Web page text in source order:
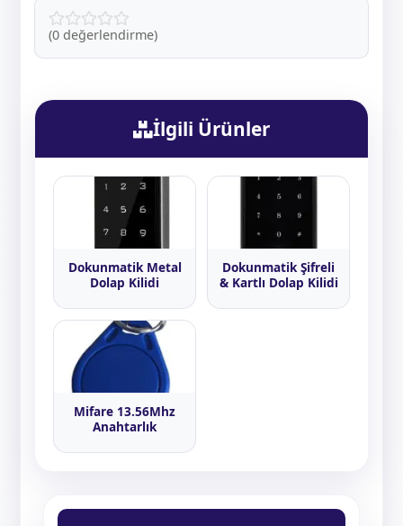
(0 değerlendirme)
İlgili Ürünler
Dokunmatik Metal
Dolap Kilidi
Dokunmatik Şifreli
& Kartlı Dolap Kilidi
Mifare 13.56Mhz
Anahtarlık